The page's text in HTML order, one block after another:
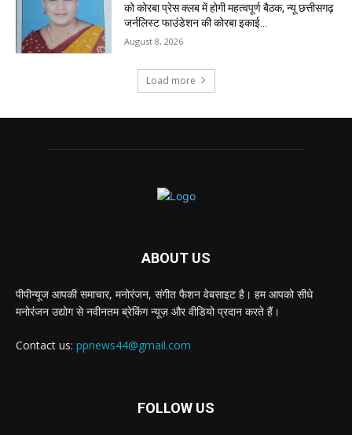
को कोरबा प्रेस क्लब में होगी महत्वपूर्ण बैठक, न्यू छत्तीसगढ़
जर्नलिस्ट फाउंडेशन की कोरबा इकाई...
August 8, 2026
Load more
ABOUT US
पीपीन्यूज आपकी समाचार, मनोरंजन, संगीत फैशन वेबसाइट है। हम आपको सीधे
मनोरंजन उद्योग से नवीनतम ब्रेकिंग न्यूज़ और वीडियो प्रदान करते हैं।
Contact us: ppnews44@gmail.com
FOLLOW US